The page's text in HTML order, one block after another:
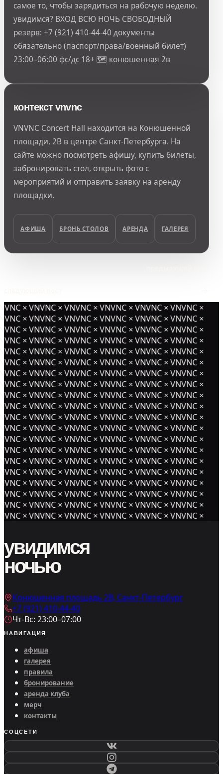
самое то, чтобы зарядиться на рабочую неделю.
увидимся? ВХОД ВСЮ НОЧЬ СВОБОДНЫЙ
резерв: +7 (921) 410-44-40 документы
обязательно (паспорт/права/военный билет)
23:00–06:00 фс/дс 18+ 🗺 конюшенная 2в
контекст vnvnc
VNVNC Concert Hall находится на Конюшенной
площади, 2В в центре Санкт-Петербурга. На
сайте можно посмотреть афишу, купить билеты,
забронировать стол, открыть фото с
мероприятий и отправить заявку на аренду
площадки.
АФИША БРОНЬ СТОЛОВ АРЕНДА ГАЛЕРЕЯ
× VNVNC × VNVNC × VNVNC × VNVNC × VNVNC ×
× VNVNC × VNVNC × VNVNC × VNVNC × VNVNC ×
× VNVNC × VNVNC × VNVNC × VNVNC × VNVNC ×
× VNVNC × VNVNC × VNVNC × VNVNC × VNVNC ×
× VNVNC × VNVNC × VNVNC × VNVNC × VNVNC ×
× VNVNC × VNVNC × VNVNC × VNVNC × VNVNC ×
× VNVNC × VNVNC × VNVNC × VNVNC × VNVNC ×
× VNVNC × VNVNC × VNVNC × VNVNC × VNVNC ×
× VNVNC × VNVNC × VNVNC × VNVNC × VNVNC ×
× VNVNC × VNVNC × VNVNC × VNVNC × VNVNC ×
× VNVNC × VNVNC × VNVNC × VNVNC × VNVNC ×
× VNVNC × VNVNC × VNVNC × VNVNC × VNVNC ×
× VNVNC × VNVNC × VNVNC × VNVNC × VNVNC ×
× VNVNC × VNVNC × VNVNC × VNVNC × VNVNC ×
× VNVNC × VNVNC × VNVNC × VNVNC × VNVNC ×
× VNVNC × VNVNC × VNVNC × VNVNC × VNVNC ×
× VNVNC × VNVNC × VNVNC × VNVNC × VNVNC ×
× VNVNC × VNVNC × VNVNC × VNVNC × VNVNC ×
× VNVNC × VNVNC × VNVNC × VNVNC × VNVNC ×
× VNVNC × VNVNC × VNVNC × VNVNC × VNVNC ×
увидимся
ночью
Конюшенная площадь 2В, Санкт-Петербург
+7 (921) 410-44-40
Чт-Вс: 23:00–07:00
НАВИГАЦИЯ
афиша
галерея
правила
бронирование
аренда клуба
мерч
контакты
СОЦСЕТИ